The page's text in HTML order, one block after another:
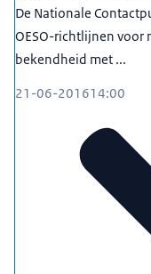
De Nationale
OESO-richtlijnen
bekendheid met ...
21-06-201614:00